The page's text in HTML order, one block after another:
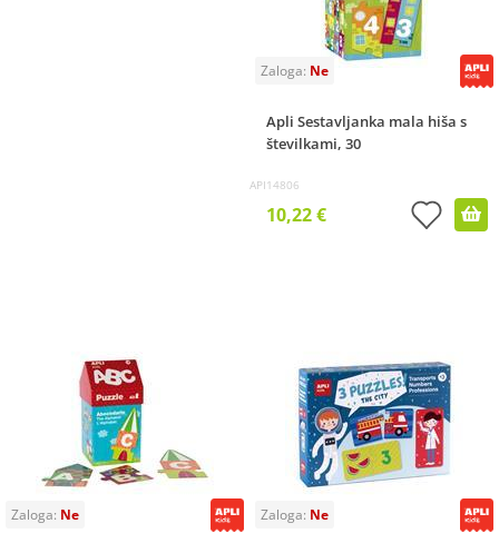
Apli Sestavljanka mala hiša s
številkami, 30
API14806
10,22 €